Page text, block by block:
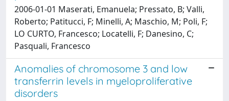
2006-01-01 Maserati, Emanuela; Pressato, B; Valli,
Roberto; Patitucci, F; Minelli, A; Maschio, M; Poli, F;
LO CURTO, Francesco; Locatelli, F; Danesino, C;
Pasquali, Francesco
Anomalies of chromosome 3 and low
transferrin levels in myeloproliferative
disorders